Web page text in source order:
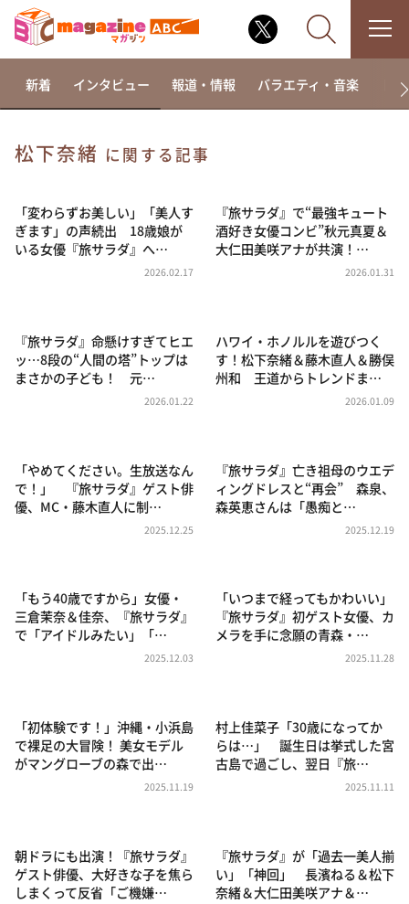
相席食堂
これ余談なんですけど・・・
～人生密着トークバラエティ！～ やすとものいたっ
news おかえり
河合＆A.B.C-Z塚田×福井アナ「なんでやねん！？」
（news おかえり）
朝だ！生です旅サラダ
教えて！ニュースライブ 正義のミカタ
ポツンと一軒家
ザキ山小屋本館
新着 インタビュー 報道・情報 バラエティ・音楽 ド
松下奈緒 に関する記事
「変わらずお美しい」「美人す
ぎます」の声続出 18歳娘が
いる女優『旅サラダ』へ…
2026.02.17
『旅サラダ』で“最強キュート
酒好き女優コンビ”秋元真夏＆
大仁田美咲アナが共演！…
2026.01.31
『旅サラダ』命懸けすぎてヒエ
ッ…8段の“人間の塔”トップは
まさかの子ども！ 元…
2026.01.22
ハワイ・ホノルルを遊びつく
す！松下奈緒＆藤木直人＆勝俣
州和 王道からトレンドま…
2026.01.09
「やめてください。生放送なん
で！」 『旅サラダ』ゲスト俳
優、MC・藤木直人に制…
2025.12.25
『旅サラダ』亡き祖母のウエデ
ィングドレスと“再会” 森泉、
森英恵さんは「愚痴と…
2025.12.19
「もう40歳ですから」女優・
三倉茉奈＆佳奈、『旅サラダ』
で「アイドルみたい」「…
2025.12.03
「いつまで経ってもかわいい」
『旅サラダ』初ゲスト女優、カ
メラを手に念願の青森・…
2025.11.28
「初体験です！」沖縄・小浜島
で裸足の大冒険！ 美女モデル
がマングローブの森で出…
2025.11.19
村上佳菜子「30歳になってか
らは…」 誕生日は挙式した宮
古島で過ごし、翌日『旅…
2025.11.11
朝ドラにも出演！『旅サラダ』
ゲスト俳優、大好きな子を焦ら
しまくって反省「ご機嫌…
『旅サラダ』が「過去一美人揃
い」「神回」 長濱ねる＆松下
奈緒＆大仁田美咲アナ＆…